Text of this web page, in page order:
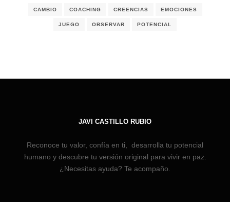
CAMBIO COACHING CREENCIAS EMOCIONES
JUEGO OBSERVAR POTENCIAL
JAVI CASTILLO RUBIO
Reconoce tu valor, confía en ti, desarrolla tu potencial
humano y descubre tu versión original para vivir en paz.
¿Necesitas ayuda? Te acompaño.